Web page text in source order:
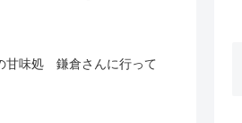
甘味処 鎌倉さんに行って